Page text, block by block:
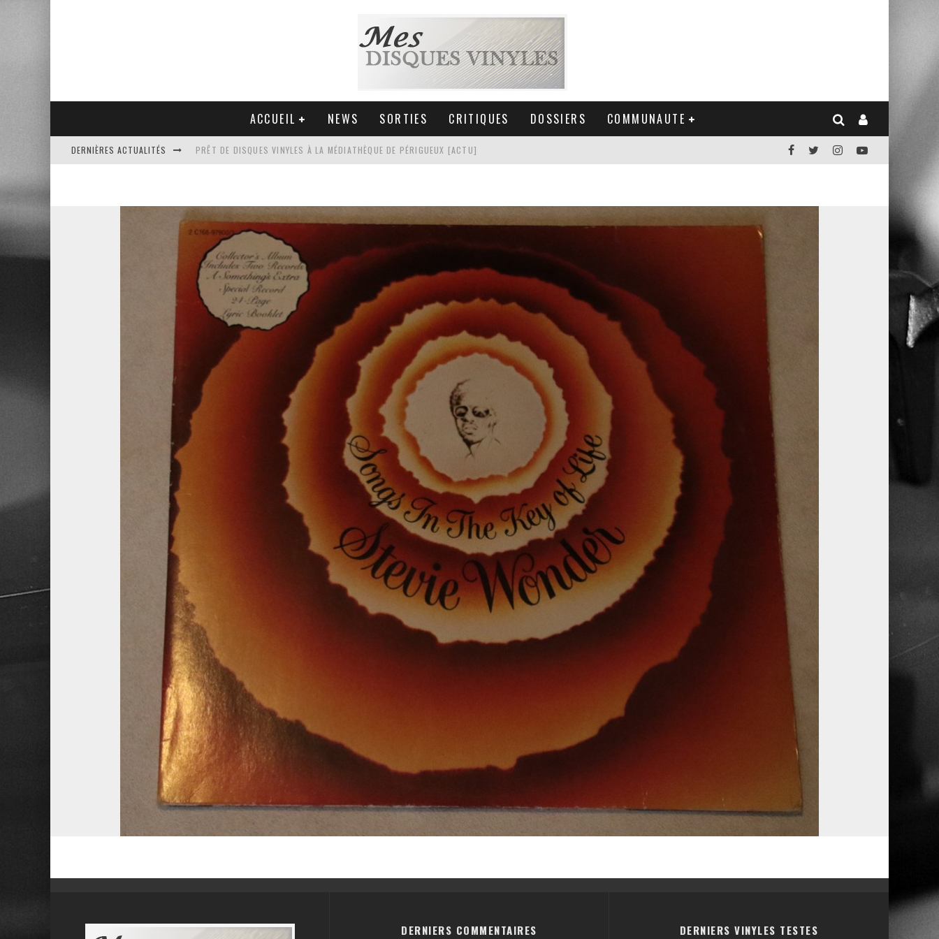
ACCUEIL NEWS SORTIES CRITIQUES DOSSIERS COMMUNAUTE
DERNIÈRES ACTUALITÉS PRÊT DE DISQUES VINYLES À LA MÉDIATHÈQUE DE PÉRIGUEUX [ACTU]
VENTE AUX ENCHÈRES D'UNE COLLECTION DE 6000 VINYLES
UN NOUVEAU DISQUAIRE MUSIC NON STOP À STRASBOURG
DERNIERS COMMENTAIRES DERNIERS VINYLES TESTES